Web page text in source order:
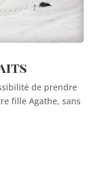
de prendre
fille Agathe, sans